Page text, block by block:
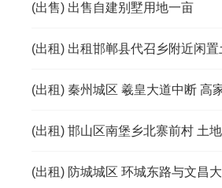
(出售) 出售自建别墅用地一亩
(出租) 出租邯郸县代召乡附近闲置
(出租) 秦州城区 羲皇大道中断 高
(出租) 邯山区南堡乡北寨前村 土地